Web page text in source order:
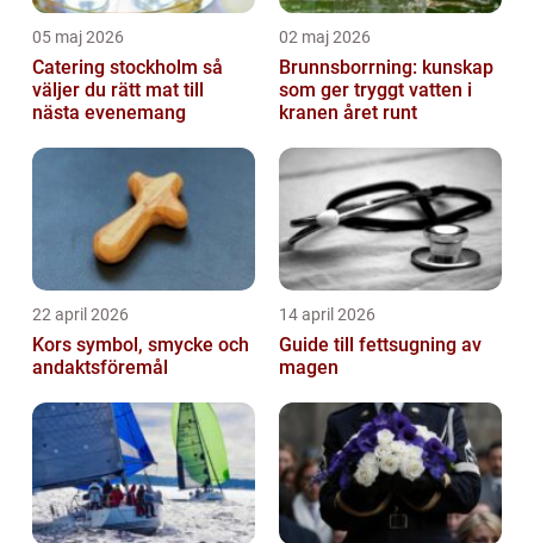
05 maj 2026
Catering stockholm så
väljer du rätt mat till
nästa evenemang
02 maj 2026
Brunnsborrning: kunskap
som ger tryggt vatten i
kranen året runt
22 april 2026
Kors symbol, smycke och
andaktsföremål
14 april 2026
Guide till fettsugning av
magen